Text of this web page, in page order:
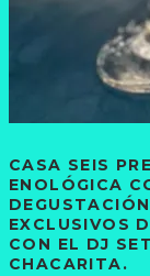
CASA SEIS
ENOLÓGICA
EXCLUSIVOS
CON EL DJ
CHACARITA.